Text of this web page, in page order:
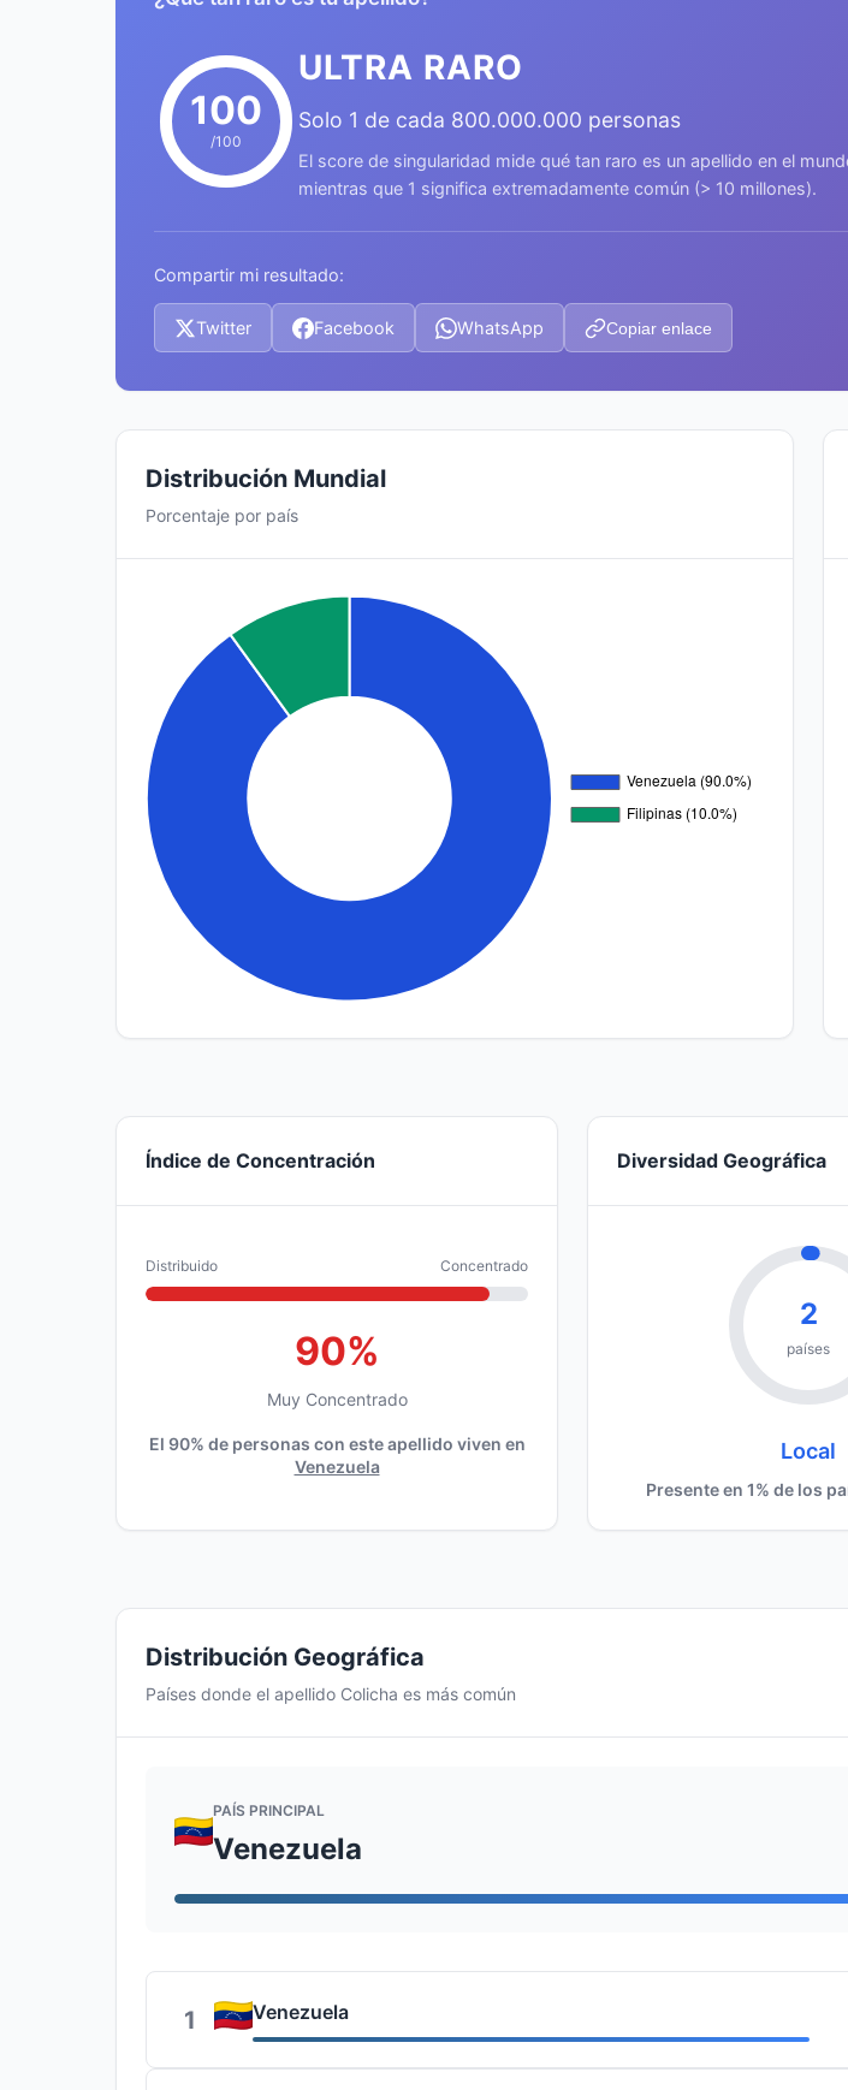
100
/100
ULTRA RARO
Solo 1 de cada 800.000.000 personas
El score de singularidad mide qué tan raro es un apellido en el
mientras que 1 significa extremadamente común (> 10 millones).
Compartir mi resultado:
Twitter Facebook WhatsApp Copiar enlace
Distribución Mundial
Porcentaje por país
Índice de Concentración
Distribuido Concentrado
90%
Muy Concentrado
El 90% de personas con este apellido viven en
Venezuela
Diversidad Geográfica
2
países
Local
Presente en 1% de los
Distribución Geográfica
Países donde el apellido Colicha es más común
PAÍS PRINCIPAL
Venezuela
1 Venezuela